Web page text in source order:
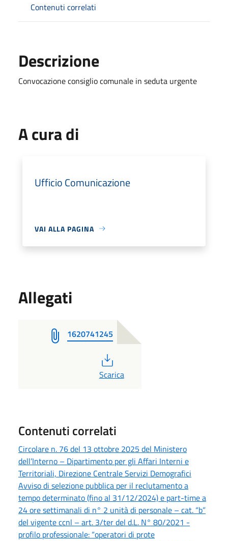
Contenuti correlati
Descrizione
Convocazione consiglio comunale in seduta urgente
A cura di
Ufficio Comunicazione
VAI ALLA PAGINA
Allegati
1620741245
PDF
Scarica
Contenuti correlati
Circolare n. 76 del 13 ottobre 2025 del Ministero
dell’Interno – Dipartimento per gli Affari Interni e
Territoriali, Direzione Centrale Servizi Demografici
Avviso di selezione pubblica per il reclutamento a
tempo determinato (fino al 31/12/2024) e part-time a
24 ore settimanali di n° 2 unità di personale – cat. “b”
del vigente ccnl – art. 3/ter del d.L. N° 80/2021 -
profilo professionale: “operatori di prote